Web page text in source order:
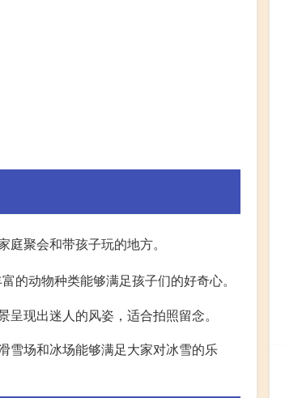
聚会和带孩子玩的地方。
的动物种类能够满足孩子们的好奇心。
现出迷人的风姿，适合拍照留念。
雪场和冰场能够满足大家对冰雪的乐